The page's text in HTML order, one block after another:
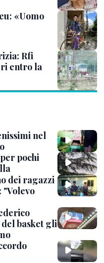
«Uomo
Rfi
entro la
nel
pochi
dei ragazzi
basket gli